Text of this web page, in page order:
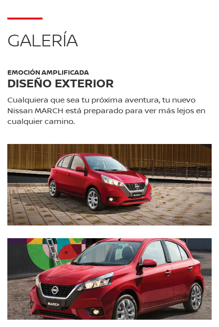
GALERÍA
EMOCIÓN AMPLIFICADA
DISEÑO EXTERIOR
Cualquiera que sea tu próxima aventura, tu nuevo
Nissan MARCH está preparado para ver más lejos en
cualquier camino.